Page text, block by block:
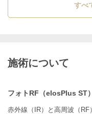
すべ
施術について
フォトRF（elosPlus ST）
赤外線（IR）と高周波（